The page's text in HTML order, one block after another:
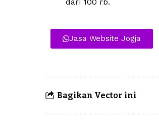
Jasa Website Jogja
Bagikan Vector ini